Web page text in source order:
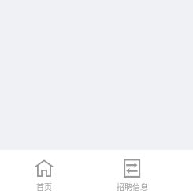
首页 招聘信息